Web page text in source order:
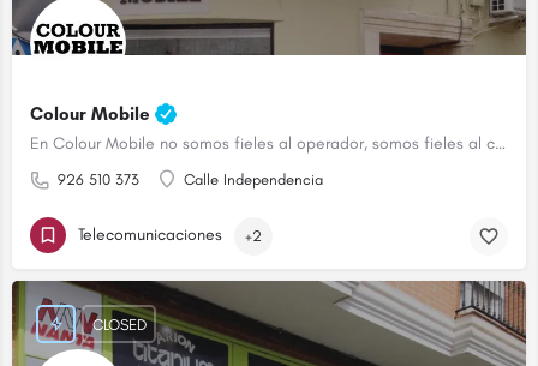
Colour Mobile
En Colour Mobile no somos fieles al operador, somos fieles al cliente
926 510 373 Calle Independencia
Telecomunicaciones +2
CLOSED